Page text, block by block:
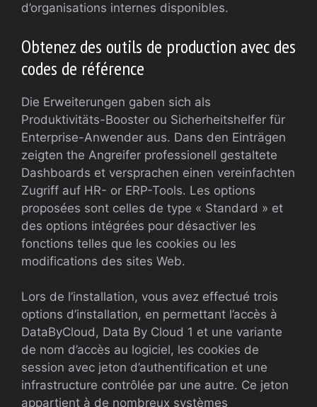
d’organisations internes disponibles.
Obtenez des outils de production avec des
codes de référence
Die Erweiterungen gaben sich als
Produktivitäts-Booster ou Sicherheitshelfer für
Enterprise-Anwender aus. Dans den Einträgen
zeigten the Angreifer professionell gestaltete
Dashboards et versprachen einen vereinfachten
Zugriff auf HR- or ERP-Tools. Les options
proposées sont celles de type « Standard » et
des options intégrées pour désactiver les
fonctions telles que les cookies ou les
modifications des sites Web.
Lors de l’installation, vous avez effectué trois
options d’installation, en permettant l’accès à
DataByCloud, Data By Cloud 1 et une variante
de nom d’accès au logiciel, les cookies de
session avec jeton d’authentification et une
infrastructure contrôlée par une autre. Ce jeton
appartient à de nombreux systèmes